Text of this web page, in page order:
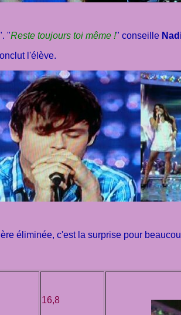
"Reste toujours toi même !" conseille
l'élève.
éliminée, c'est la surprise pour
16,8